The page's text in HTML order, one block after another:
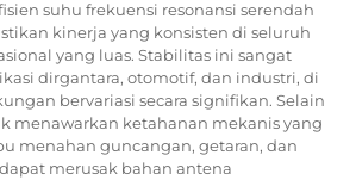
suhu frekuensi resonansi serendah
kinerja yang konsisten di seluruh
yang luas. Stabilitas ini sangat
dirgantara, otomotif, dan industri, di
bervariasi secara signifikan. Selain
menawarkan ketahanan mekanis yang
menahan guncangan, getaran, dan
merusak bahan antena